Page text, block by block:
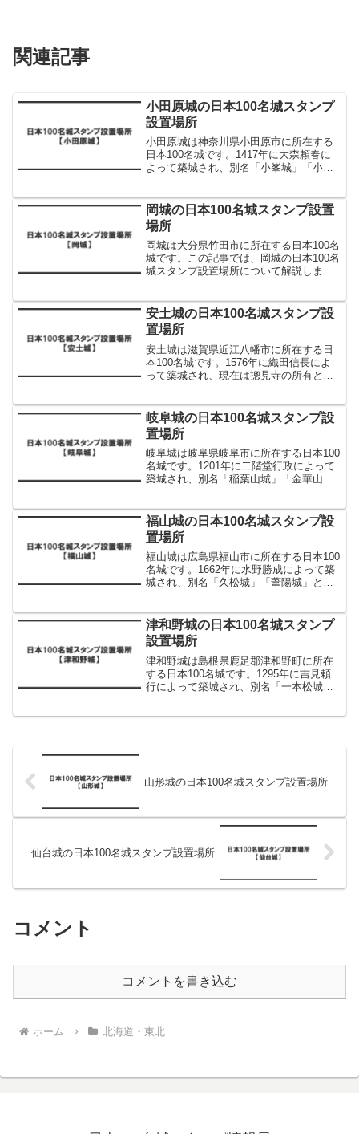
関連記事
小田原城の日本100名城スタンプ
設置場所
小田原城は神奈川県小田原市に所在する
日本100名城です。1417年に大森頼春に
よって築城され、別名「小峯城」「小早
す。この記事では、小田原城の日本100名
城スタンプ設置場...
岡城の日本100名城スタンプ設置
場所
岡城は大分県竹田市に所在する日本100名
城です。この記事では、岡城の日本100名
城スタンプ設置場所について解説しま
されています。設置場所スタンプ利用可
能時間スタ...
安土城の日本100名城スタンプ設
置場所
安土城は滋賀県近江八幡市に所在する日
本100名城です。1576年に織田信長によ
って築城され、現在は摠見寺の所有とな
します。安土城の日本100名城スタンプ設
置場所安土...
岐阜城の日本100名城スタンプ設
置場所
岐阜城は岐阜県岐阜市に所在する日本100
名城です。1201年に二階堂行政によって
築城され、別名「稲葉山城」「金華山
プ設置場所について解説します。岐阜城
の日本100名...
福山城の日本100名城スタンプ設
置場所
福山城は広島県福山市に所在する日本100
名城です。1662年に水野勝成によって築
城され、別名「久松城」「葦陽城」とも
は、福山城の日本100名城スタンプ設置場
所について解説...
津和野城の日本100名城スタンプ
設置場所
津和野城は島根県鹿足郡津和野町に所在
する日本100名城です。1295年に吉見頼
行によって築城され、別名「一本松城」
山形城の日本100名城スタンプ設置場所
仙台城の日本100名城スタンプ設置場所
コメント
コメントを書き込む
ホーム 北海道・東北